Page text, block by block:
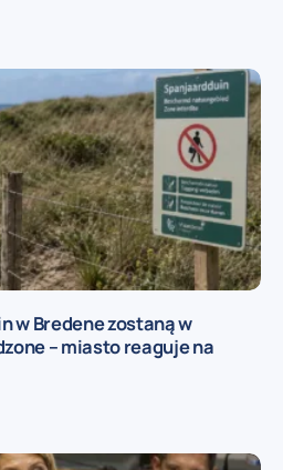
w Bredene zostaną w
– miasto reaguje na